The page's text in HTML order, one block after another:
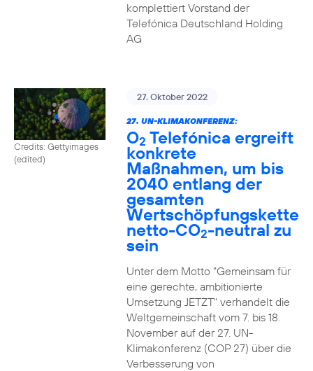
komplettiert Vorstand der
Telefónica Deutschland Holding
AG
Credits: Gettyimages
(edited)
27. Oktober 2022
27. UN-KLIMAKONFERENZ:
O2 Telefónica ergreift
konkrete
Maßnahmen, um bis
2040 entlang der
gesamten
Wertschöpfungskette
netto-CO2-neutral zu
sein
Unter dem Motto "Gemeinsam für
eine gerechte, ambitionierte
Umsetzung JETZT" verhandelt die
Weltgemeinschaft vom 7. bis 18.
November auf der 27. UN-
Klimakonferenz (COP 27) über die
Verbesserung von